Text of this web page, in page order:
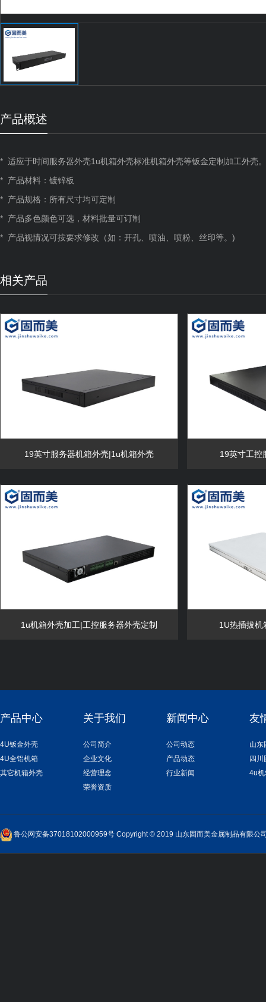
产品概述
* 适应于时间服务器外壳1u机箱外壳标准机箱外壳等钣金定制加工外壳。
* 产品材料：镀锌板
* 产品规格：所有尺寸均可定制
* 产品多色颜色可选，材料批量可订制
* 产品视情况可按要求修改（如：开孔、喷油、喷粉、丝印等。)
相关产品
19英寸服务器机箱外壳|1u机箱外壳 19英寸工控
1u机箱外壳加工|工控服务器外壳定制 1U热插拔机
产品中心
4U钣金外壳
4U全铝机箱
其它机箱外壳
关于我们
公司简介
企业文化
经营理念
荣誉资质
新闻中心
公司动态
产品动态
行业新闻
友
山东
四川
4u机
鲁公网安备37018102000959号 Copyright © 2019 山东固而美金属制品有限公